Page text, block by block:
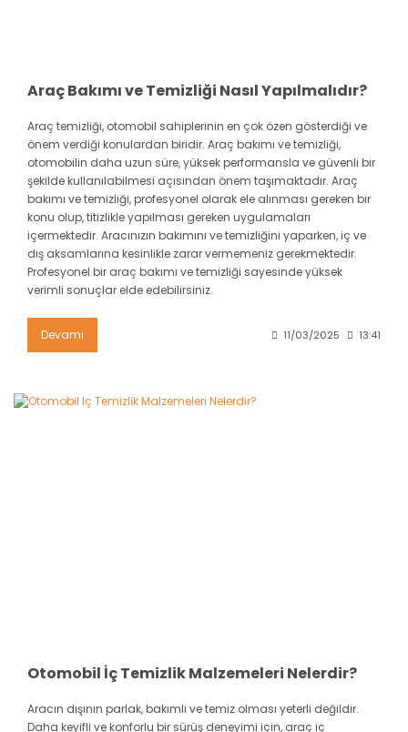
Araç Bakımı ve Temizliği Nasıl Yapılmalıdır?
Araç temizliği, otomobil sahiplerinin en çok özen gösterdiği ve
önem verdiği konulardan biridir. Araç bakımı ve temizliği,
otomobilin daha uzun süre, yüksek performansla ve güvenli bir
şekilde kullanılabilmesi açısından önem taşımaktadır. Araç
bakımı ve temizliği, profesyonel olarak ele alınması gereken bir
konu olup, titizlikle yapılması gereken uygulamaları
içermektedir. Aracınızın bakımını ve temizliğini yaparken, iç ve
dış aksamlarına kesinlikle zarar vermemeniz gerekmektedir.
Profesyonel bir araç bakımı ve temizliği sayesinde yüksek
verimli sonuçlar elde edebilirsiniz.
Devamı 11/03/2025 13:41
Otomobil İç Temizlik Malzemeleri Nelerdir?
Aracın dışının parlak, bakımlı ve temiz olması yeterli değildir.
Daha keyifli ve konforlu bir sürüş deneyimi için, araç iç